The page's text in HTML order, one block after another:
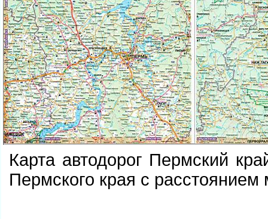
Карта автодорог Пермский
Пермского края с